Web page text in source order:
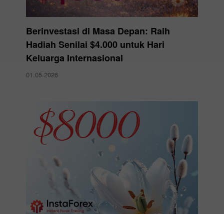
Berinvestasi di Masa Depan: Raih
Hadiah Senilai $4.000 untuk Hari
Keluarga Internasional
01.05.2026